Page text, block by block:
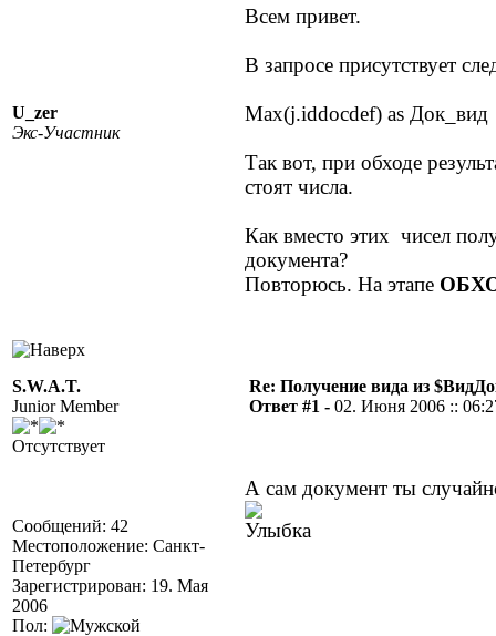
U_zer
Экс-Участник
Всем привет.
В запросе присутствует
Max(j.iddocdef) as Док_вид
Так вот, при обходе
стоят числа.
Как вместо этих чисел
документа?
Повторюсь. На этапе
S.W.A.T.
Junior Member
Отсутствует
Сообщений: 42
Местоположение: Санкт-
Петербург
Зарегистрирован: 19. Мая
2006
Пол:
Re: Получение вида из
Ответ #1 - 02. Июня 2006 ::
А сам документ ты